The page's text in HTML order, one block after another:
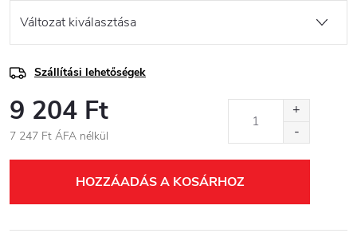
Szállítási lehetőségek
9 204 Ft
7 247 Ft ÁFA nélkül
HOZZÁADÁS A KOSÁRHOZ